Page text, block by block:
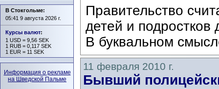
Правительство
детей и подростков
В буквальном
11 февраля 2010 г.
Бывший
В Стокгольме:
05:41 9 августа 2026 г.
Курсы валют:
1 USD = 9,56 SEK
1 RUB = 0,117 SEK
1 EUR = 11 SEK
Информация о рекламе
на Шведской Пальме